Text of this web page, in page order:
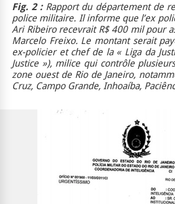
Fig. 2:Rapport du département de
police militaire. Il informe que l’ex
Ari Ribeiro recevrait R$ 400 mil pour
Marcelo Freixo. Le montant serait
ex-policier et chef de la « Liga da Justi
Justice »), milice qui contrôle
zone ouest de Rio de Janeiro,
Cruz, Campo Grande, Inhoaíba, Paciê